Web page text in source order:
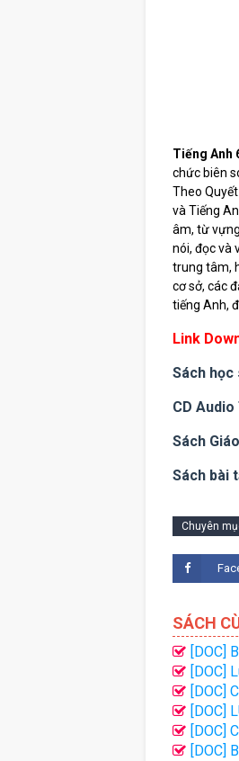
Tiếng Anh
chức biên
Theo
và Tiếng
âm, từ
nói, đọc và
trung tâm,
cơ sở, các
tiếng Anh,
Link
Sách học
CD
Sách
Sách bài
Chuyên
SÁCH
[DOC]
[DOC]
2 (Đại Lợi)
[DOC]
Thị Thu
[DOC]
LỢI
[DOC]
[DOC]